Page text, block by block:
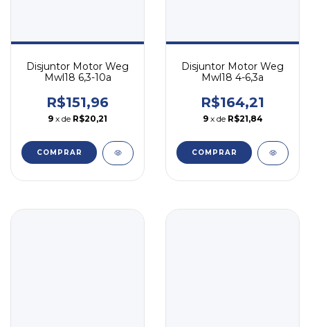
Disjuntor Motor Weg
Mwl18 6,3-10a
R$151,96
9 x de R$20,21
COMPRAR
Disjuntor Motor Weg
Mwl18 4-6,3a
R$164,21
9 x de R$21,84
COMPRAR